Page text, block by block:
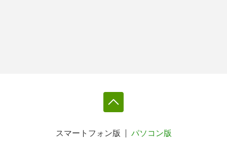
スマートフォン版 パソコン版